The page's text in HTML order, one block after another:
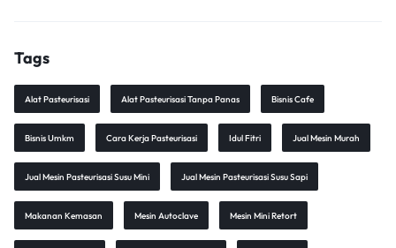
Tags
Alat Pasteurisasi Alat Pasteurisasi Tanpa Panas Bisnis Cafe
Bisnis Umkm Cara Kerja Pasteurisasi Idul Fitri Jual Mesin Murah
Jual Mesin Pasteurisasi Susu Mini Jual Mesin Pasteurisasi Susu Sapi
Makanan Kemasan Mesin Autoclave Mesin Mini Retort